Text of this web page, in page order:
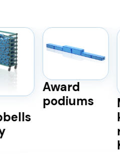
Award
podiums